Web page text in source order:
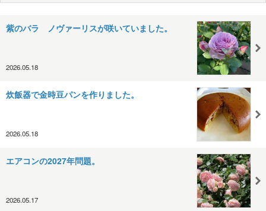
紫のバラ ノヴァーリスが咲いていました。
2026.05.18
炊飯器で金時豆パンを作りました。
2026.05.18
エアコンの2027年問題。
2026.05.17